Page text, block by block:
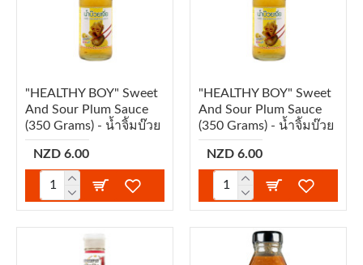
"HEALTHY BOY" Sweet
And Sour Plum Sauce
(350 Grams) - น้ำจิัมบ๊วย
NZD 6.00
"HEALTHY BOY" Sweet
And Sour Plum Sauce
(350 Grams) - น้ำจิัมบ๊วย
NZD 6.00